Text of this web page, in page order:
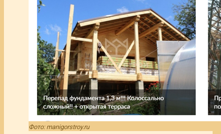
Фото: manigorstroy.ru